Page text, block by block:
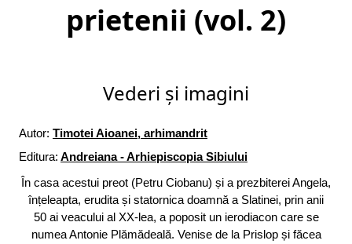
prietenii (vol. 2)
Vederi și imagini
Autor: Timotei Aioanei, arhimandrit
Editura: Andreiana - Arhiepiscopia Sibiului
În casa acestui preot (Petru Ciobanu) și a prezbiterei Angela,
înțeleapta, erudita și statornica doamnă a Slatinei, prin anii
50 ai veacului al XX-lea, a poposit un ierodiacon care se
numea Antonie Plămădeală. Venise de la Prislop și făcea